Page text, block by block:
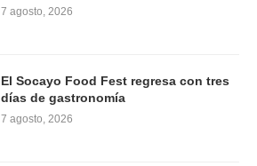
7 agosto, 2026
El Socayo Food Fest regresa con tres
días de gastronomía
7 agosto, 2026